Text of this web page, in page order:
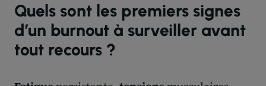
Quels sont les premiers signes
d’un burnout à surveiller avant
tout recours ?